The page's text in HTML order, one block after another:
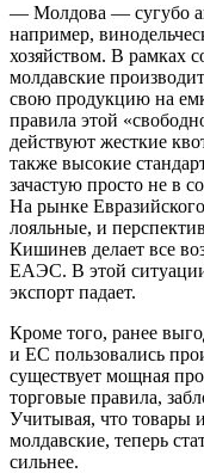
— Молдова — сугубо
например,
хозяйством. В рамках
молдавские
свою продукцию на
правила этой
действуют жесткие
также высокие
зачастую просто не в
На рынке
лояльные, и
Кишинев делает все
ЕАЭС. В этой ситуации
экспорт падает.
Кроме того, ранее
и ЕС пользовались
существует мощная
торговые правила,
Учитывая, что товары
молдавские, теперь
сильнее.